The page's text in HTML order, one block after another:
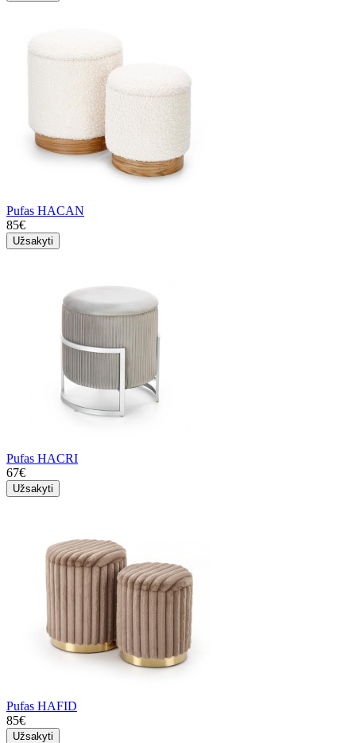
Pufas HACAN
85€
Užsakyti
Pufas HACRI
67€
Užsakyti
Pufas HAFID
85€
Užsakyti